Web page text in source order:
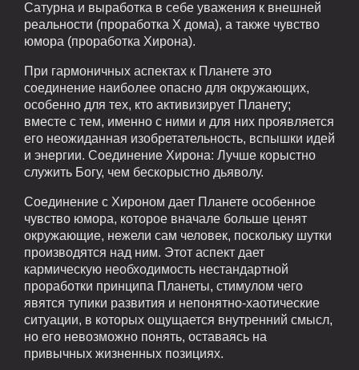
Сатурна и выработка в себе уважения к внешней
реальности (проработка Х дома), а также чувство
юмора (проработка Хирона).
При гармоничных аспектах к Планете это
соединение наиболее опасно для окружающих,
особенно для тех, кто активизирует Планету;
вместе с тем, именно с ними и для них проявляется
его неожиданная изобретательность, вспышки идей
и энергии. Соединение Хирона: Лучше корыстно
служить Богу, чем бескорыстно дьяволу.
Соединение с Хироном дает Планете особенное
чувство юмора, которое вначале больше ценят
окружающие, нежели сам человек, поскольку шутки
производятся над ним. Этот аспект дает
кармическую необходимость нестандартной
проработки принципа Планеты, стимулом чего
явятся тупики развития и непонятно-хаотические
ситуации, в которых ощущается внутренний смысл,
но его невозможно понять, оставаясь на
привычных жизненных позициях.